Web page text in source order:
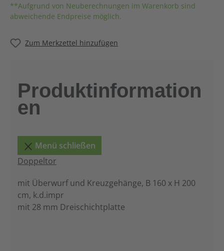
**Aufgrund von Neuberechnungen im Warenkorb sind
abweichende Endpreise möglich.
Zum Merkzettel hinzufügen
Produktinformation
en
Menü schließen
Doppeltor
mit Überwurf und Kreuzgehänge, B 160 x H 200
cm, k.d.impr
mit 28 mm Dreischichtplatte